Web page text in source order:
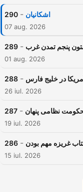
290 - اشکانیان
07 aug. 2026
289 - پنجم تمدن غرب
01 aug. 2026
288 - در خلیج فارس
26 iul. 2026
287 - نظامی پنهان
19 iul. 2026
286 - غریزه مهم بودن
15 iul. 2026